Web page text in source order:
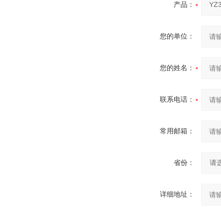
产品：
您的单位：
您的姓名：
联系电话：
常用邮箱：
省份：
详细地址：